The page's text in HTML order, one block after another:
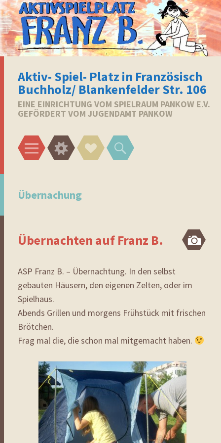
Aktiv- Spiel- Platz in Französisch
Buchholz/ Blankenfelder Str. 106
EINE EINRICHTUNG VOM SPIELRAUM PANKOW E.V.
GEFÖRDERT VOM JUGENDAMT PANKOW
Menü WidgetsSocial-
Links
Suchen
Übernachung
Übernachten auf Franz B.
ASP Franz B. – Übernachtung. In den selbst
gebauten Häusern, den eigenen Zelten, oder im
Spielhaus.
Abends Grillen und morgens Frühstück mit frischen
Brötchen.
Frag mal die, die schon mal mitgemacht haben.